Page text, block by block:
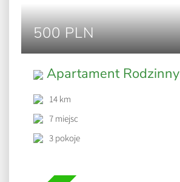
500 PLN
Apartament Rodzinny
14 km
7 miejsc
3 pokoje